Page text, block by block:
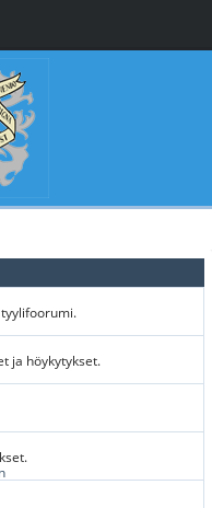
ja höykytykset.